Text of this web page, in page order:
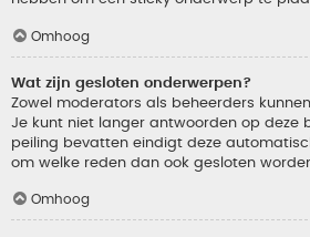
Omhoog
Wat zijn gesloten onderwerpen?
Zowel moderators als beheerders
Je kunt niet langer antwoorden op deze
peiling bevatten eindigt deze
om welke reden dan ook gesloten
Omhoog